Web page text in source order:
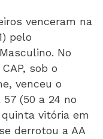
venceram na
pelo
No
sob o
venceu o
(50 a 24 no
vitória em
derrotou a AA